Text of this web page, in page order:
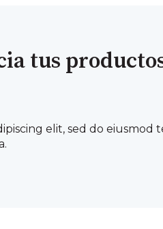
tus
elit, sed do eiusmod